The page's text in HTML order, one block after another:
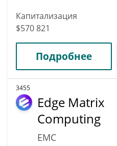
Капитализация
$570 821
Подробнее
3455
Edge Matrix
Computing
EMC